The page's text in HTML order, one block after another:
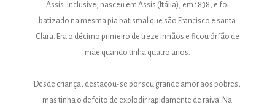
Assis. Inclusive, nasceu em Assis (Itália), em 1838, e foi
batizado na mesma pia batismal que são Francisco e santa
Clara. Era o décimo primeiro de treze irmãos e ficou órfão de
mãe quando tinha quatro anos.
Desde criança, destacou-se por seu grande amor aos pobres,
mas tinha o defeito de explodir rapidamente de raiva. Na